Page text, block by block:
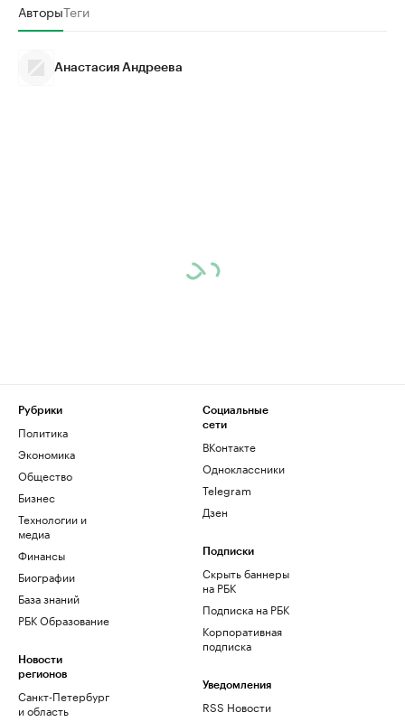
АвторыТеги
Анастасия Андреева
Рубрики
Политика
Экономика
Общество
Бизнес
Технологии и
медиа
Финансы
Биографии
База знаний
РБК Образование
Новости
регионов
Санкт-Петербург
и область
Социальные
сети
ВКонтакте
Одноклассники
Telegram
Дзен
Подписки
Скрыть баннеры
на РБК
Подписка на РБК
Корпоративная
подписка
Уведомления
RSS Новости